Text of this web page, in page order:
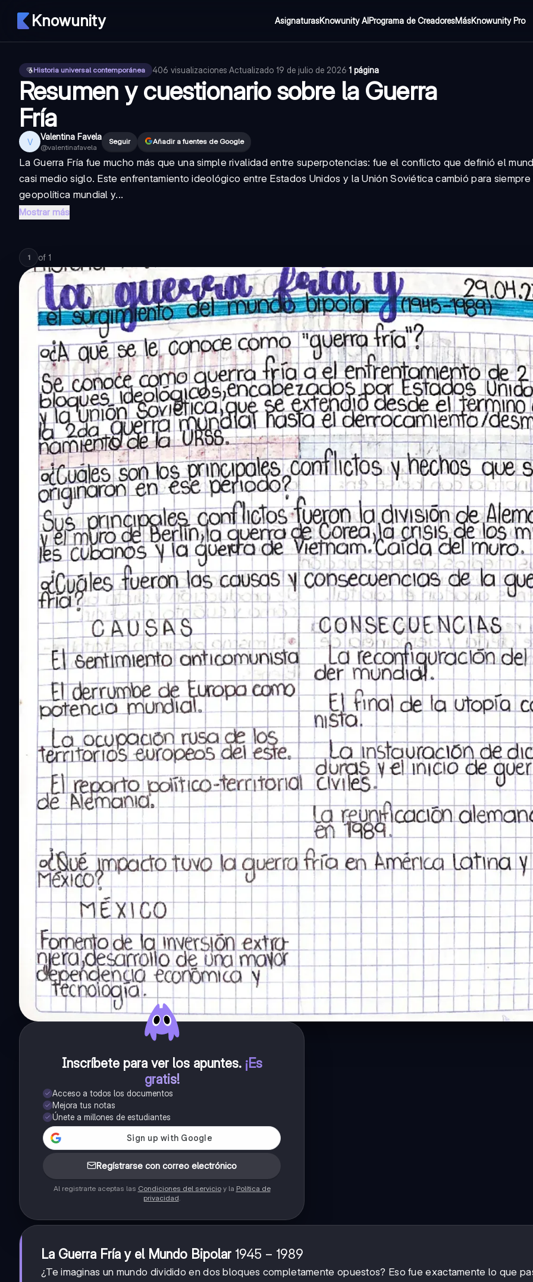
Knowunity AsignaturasKnowunity AIPrograma de CreadoresMásKnowunity Pro
Historia universal contemporánea 406 visualizaciones·Actualizado 19 de julio de 2026·1 página
Resumen y cuestionario sobre la Guerra
Fría
V Valentina Favela
@valentinafavela
Seguir Añadir a fuentes de Google
La Guerra Fría fue mucho más que una simple rivalidad entre superpotencias: fue el conflicto que definió el
casi medio siglo. Este enfrentamiento ideológico entre Estados Unidos y la Unión Soviética cambió para siempre
geopolítica mundial y...
Mostrar más
1 of 1
Inscríbete para ver los apuntes. ¡Es
gratis!
Acceso a todos los documentos
Mejora tus notas
Únete a millones de estudiantes
Regístrarse con correo electrónico
Al registrarte aceptas las Condiciones del servicioy la Política de
privacidad.
La Guerra Fría y el Mundo Bipolar 1945-
1989
1945 − 1989
¿Te imaginas un mundo dividido en dos bloques completamente opuestos? Eso fue exactamente lo que